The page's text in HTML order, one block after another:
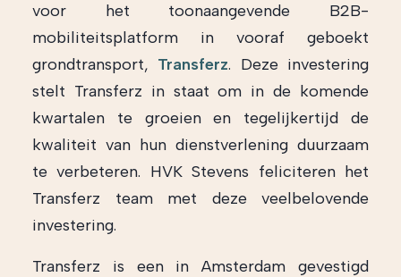
voor het toonaangevende B2B-
mobiliteitsplatform in vooraf geboekt
grondtransport, Transferz. Deze investering
stelt Transferz in staat om in de komende
kwartalen te groeien en tegelijkertijd de
kwaliteit van hun dienstverlening duurzaam
te verbeteren. HVK Stevens feliciteren het
Transferz team met deze veelbelovende
investering.
Transferz is een in Amsterdam gevestigd